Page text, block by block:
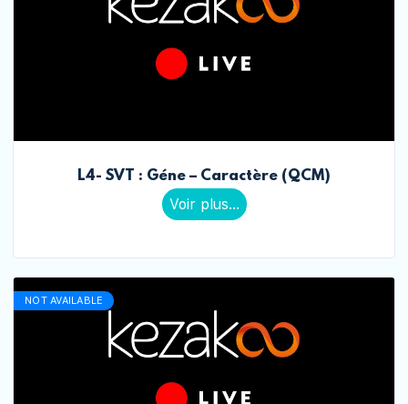
L4- SVT : Géne – Caractère (QCM)
Voir plus...
NOT AVAILABLE